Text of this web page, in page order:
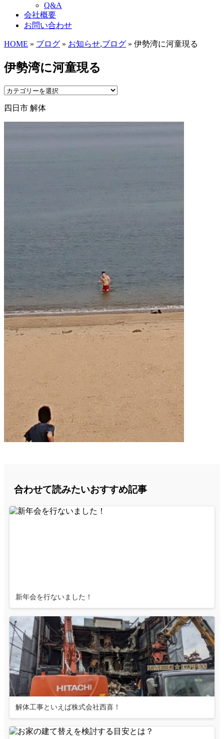
Q&A
会社概要
お問い合わせ
HOME » ブログ » お知らせ,ブログ » 伊勢湾に河童現る
伊勢湾に河童現る
四日市 解体
合わせて読みたいおすすめ記事
新年会を行ないました！
解体工事といえば株式会社西喜！